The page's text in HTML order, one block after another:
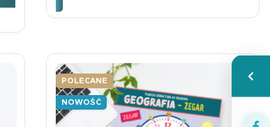
POLECANE
NOWOŚĆ